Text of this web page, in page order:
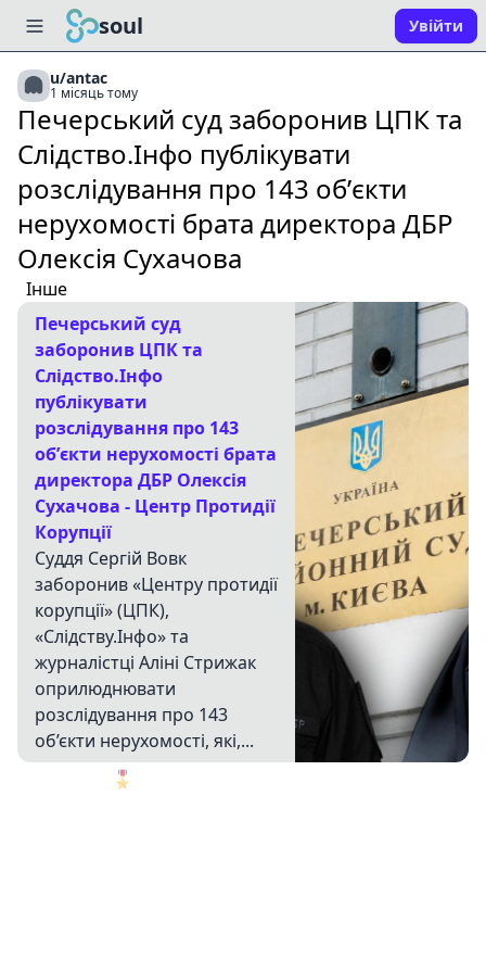
soul Увійти
u/antac
1 місяць тому
Печерський суд заборонив ЦПК та
Слідство.Інфо публікувати
розслідування про 143 обʼєкти
нерухомості брата директора ДБР
Олексія Сухачова
Інше
Печерський суд
заборонив ЦПК та
Слідство.Інфо
публікувати
розслідування про 143
обʼєкти нерухомості брата
директора ДБР Олексія
Сухачова - Центр Протидії
Корупції
Суддя Сергій Вовк
заборонив «Центру протидії
корупції» (ЦПК),
«Слідству.Інфо» та
журналістці Аліні Стрижак
оприлюднювати
розслідування про 143
об’єкти нерухомості, які,...
🎖️